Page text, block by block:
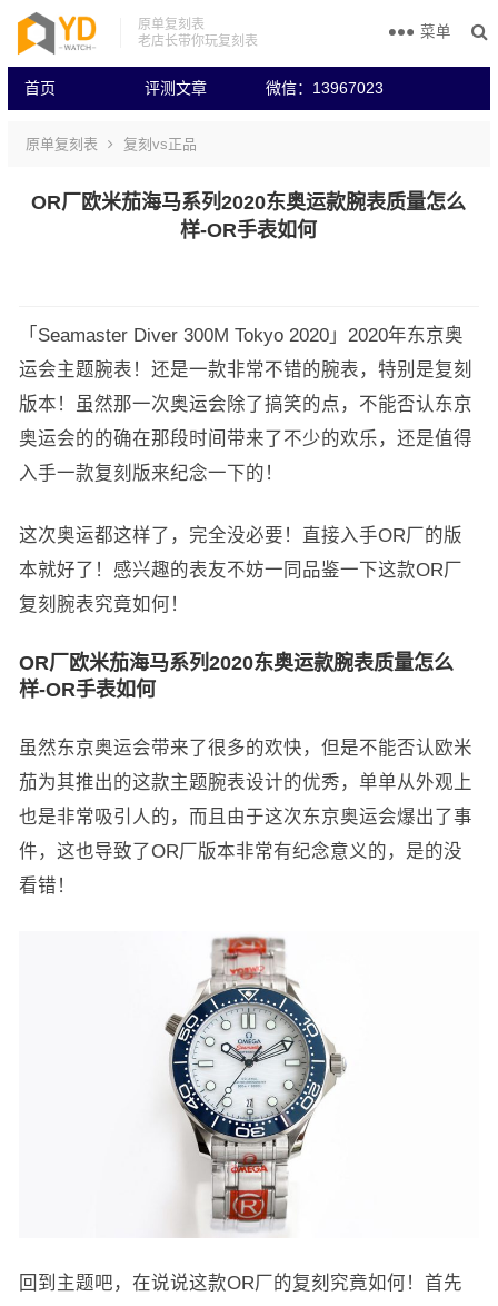
原单复刻表
老店长带你玩复刻表
首页 评测文章 微信：13967023
菜单
原单复刻表 复刻vs正品
OR厂欧米茄海马系列2020东奥运款腕表质量怎么
样-OR手表如何
「Seamaster Diver 300M Tokyo 2020」2020年东京奥
运会主题腕表！还是一款非常不错的腕表，特别是复刻
版本！虽然那一次奥运会除了搞笑的点，不能否认东京
奥运会的的确在那段时间带来了不少的欢乐，还是值得
入手一款复刻版来纪念一下的！
这次奥运都这样了，完全没必要！直接入手OR厂的版
本就好了！感兴趣的表友不妨一同品鉴一下这款OR厂
复刻腕表究竟如何！
OR厂欧米茄海马系列2020东奥运款腕表质量怎么
样-OR手表如何
虽然东京奥运会带来了很多的欢快，但是不能否认欧米
茄为其推出的这款主题腕表设计的优秀，单单从外观上
也是非常吸引人的，而且由于这次东京奥运会爆出了事
件，这也导致了OR厂版本非常有纪念意义的，是的没
看错！
回到主题吧，在说说这款OR厂的复刻究竟如何！首先